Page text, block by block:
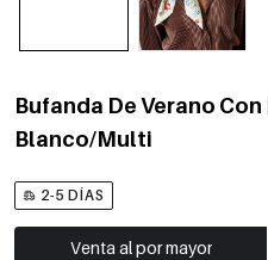
Bufanda De Verano
Blanco/Multi
2-5 DÍAS
Venta al por mayor